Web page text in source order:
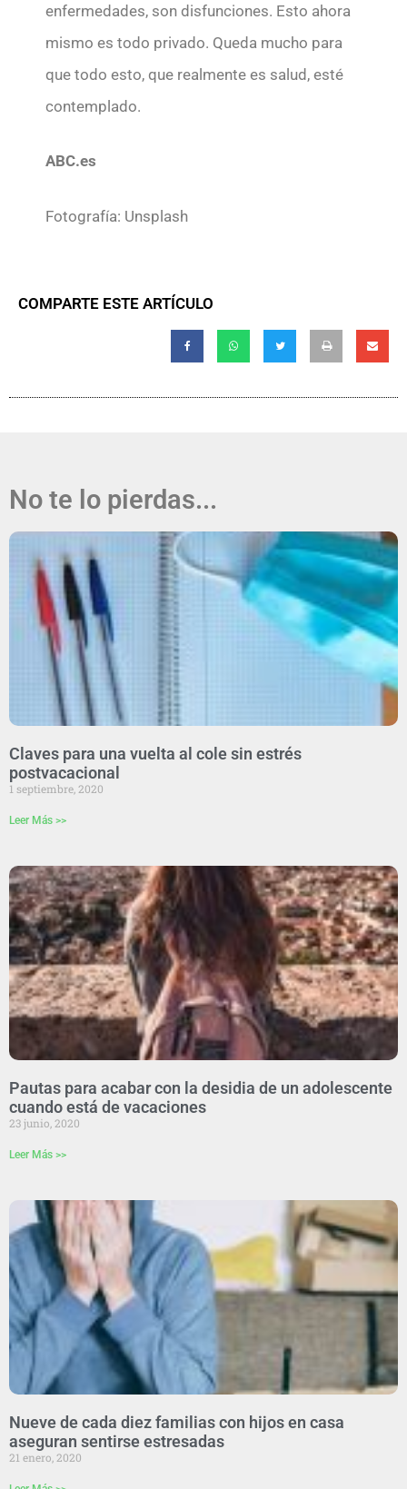
enfermedades, son disfunciones. Esto ahora
mismo es todo privado. Queda mucho para
que todo esto, que realmente es salud, esté
contemplado.
ABC.es
Fotografía: Unsplash
COMPARTE ESTE ARTÍCULO
No te lo pierdas...
Claves para una vuelta al cole sin estrés
postvacacional
1 septiembre, 2020
Leer Más >>
Pautas para acabar con la desidia de un adolescente
cuando está de vacaciones
23 junio, 2020
Leer Más >>
Nueve de cada diez familias con hijos en casa
aseguran sentirse estresadas
21 enero, 2020